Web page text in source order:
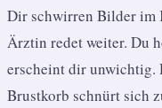
Dir schwirren Bilder im
Ärztin redet weiter. Du
erscheint dir unwichtig.
Brustkorb schnürt sich